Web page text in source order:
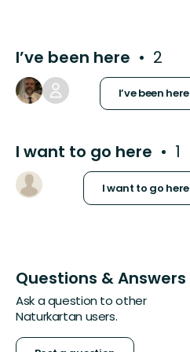
I’ve been here 2
I’ve been here
I want to go here 1
I want to go here
Questions & Answers
Ask a question to other
Naturkartan users.